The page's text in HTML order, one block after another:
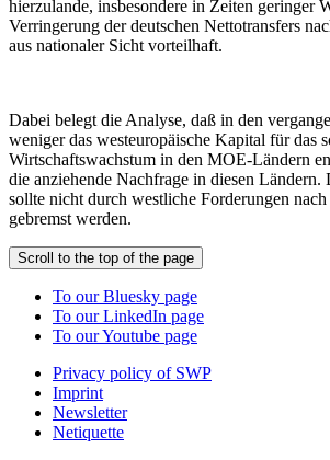
hierzulande, insbesondere in Zeiten geringer
Verringerung der deutschen Nettotransfers
aus nationaler Sicht vorteilhaft.
Dabei belegt die Analyse, daß in den
weniger das westeuropäische Kapital für das
Wirtschaftswachstum in den MOE-Ländern
die anziehende Nachfrage in diesen
sollte nicht durch westliche Forderungen
gebremst werden.
Scroll to the top of the page
To our Bluesky page
To our LinkedIn page
To our Youtube page
Privacy policy of SWP
Imprint
Newsletter
Netiquette